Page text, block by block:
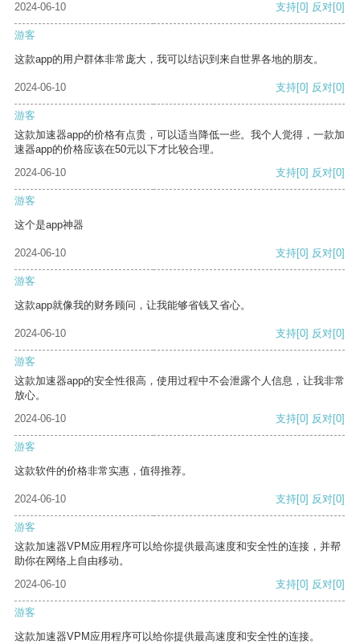
2024-06-10
支持[0] 反对[0]
游客
这款app的用户群体非常庞大，我可以结识到来自世界各地的朋友。
2024-06-10 支持[0] 反对[0]
游客
这款加速器app的价格有点贵，可以适当降低一些。我个人觉得，一款加
速器app的价格应该在50元以下才比较合理。
2024-06-10
支持[0] 反对[0]
游客
这个是app神器
2024-06-10 支持[0] 反对[0]
游客
这款app就像我的财务顾问，让我能够省钱又省心。
2024-06-10 支持[0] 反对[0]
游客
这款加速器app的安全性很高，使用过程中不会泄露个人信息，让我非常
放心。
2024-06-10
支持[0] 反对[0]
游客
这款软件的价格非常实惠，值得推荐。
2024-06-10 支持[0] 反对[0]
游客
这款加速器VPM应用程序可以给你提供最高速度和安全性的连接，并帮
助你在网络上自由移动。
2024-06-10
支持[0] 反对[0]
游客
这款加速器VPM应用程序可以给你提供最高速度和安全性的连接。